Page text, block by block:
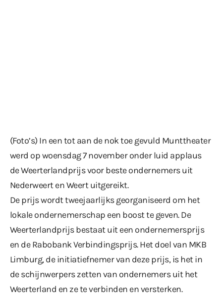
(Foto’s) In een tot aan de nok toe gevuld Munttheater
werd op woensdag 7 november onder luid applaus
de Weerterlandprijs voor beste ondernemers uit
Nederweert en Weert uitgereikt.
De prijs wordt tweejaarlijks georganiseerd om het
lokale ondernemerschap een boost te geven. De
Weerterlandprijs bestaat uit een ondernemersprijs
en de Rabobank Verbindingsprijs. Het doel van MKB
Limburg, de initiatiefnemer van deze prijs, is het in
de schijnwerpers zetten van ondernemers uit het
Weerterland en ze te verbinden en versterken.